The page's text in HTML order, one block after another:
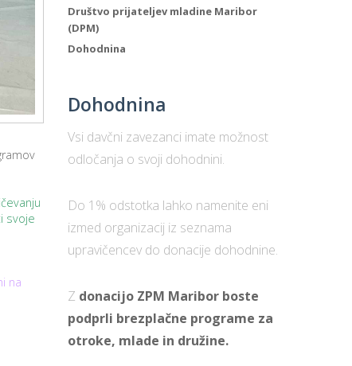
svoje
na
Društvo prijateljev mladine Maribor
(DPM)
Dohodnina
Dohodnina
Vsi davčni zavezanci imate možnost
odločanja o svoji dohodnini.
Do 1% odstotka lahko namenite eni
izmed organizacij iz seznama
upravičencev do donacije dohodnine.
Z donacijo ZPM Maribor boste
podprli brezplačne programe za
otroke, mlade in družine.